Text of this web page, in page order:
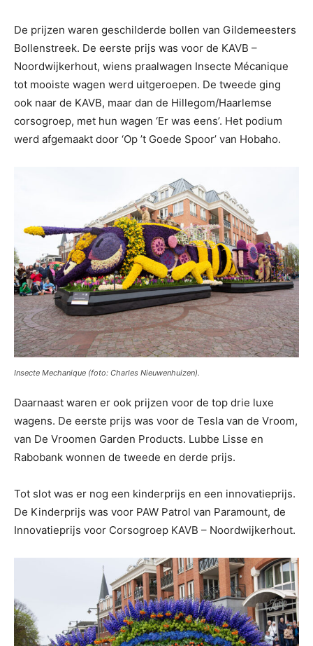
De prijzen waren geschilderde bollen van Gildemeesters
Bollenstreek. De eerste prijs was voor de KAVB –
Noordwijkerhout, wiens praalwagen Insecte Mécanique
tot mooiste wagen werd uitgeroepen. De tweede ging
ook naar de KAVB, maar dan de Hillegom/Haarlemse
corsogroep, met hun wagen ‘Er was eens’. Het podium
werd afgemaakt door ‘Op ’t Goede Spoor’ van Hobaho.
Insecte Mechanique (foto: Charles Nieuwenhuizen).
Daarnaast waren er ook prijzen voor de top drie luxe
wagens. De eerste prijs was voor de Tesla van de Vroom,
van De Vroomen Garden Products. Lubbe Lisse en
Rabobank wonnen de tweede en derde prijs.
Tot slot was er nog een kinderprijs en een innovatieprijs.
De Kinderprijs was voor PAW Patrol van Paramount, de
Innovatieprijs voor Corsogroep KAVB – Noordwijkerhout.